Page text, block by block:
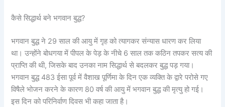
कैसे सिद्धार्थ बने भगवान बुद्ध?
भगवान बुद्ध ने 29 साल की आयु में गृह को त्यागकर संन्यास धारण कर लिया
था। उन्होंने बोधगया में पीपल के पेड़ के नीचे 6 साल तक कठिन तपकर सत्य की
प्राप्ति की थी, जिसके बाद उनका नाम सिद्धार्थ से बदलकर बुद्ध पड़ गया।
भगवान बुद्ध 483 ईसा पूर्व में वैशाख पूर्णिमा के दिन एक व्यक्ति के द्वारे परोसे गए
विषैले भोजन करने के कारण 80 वर्ष की आयु में भगवान बुद्ध की मृत्यु हो गई।
इस दिन को परिनिर्वाण दिवस भी कहा जाता है।